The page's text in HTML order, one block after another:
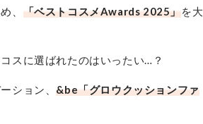
、 「ベストコスメAwards 2025」を大
スに選ばれたのはいったい…？
ション、&be「グロウクッションファ